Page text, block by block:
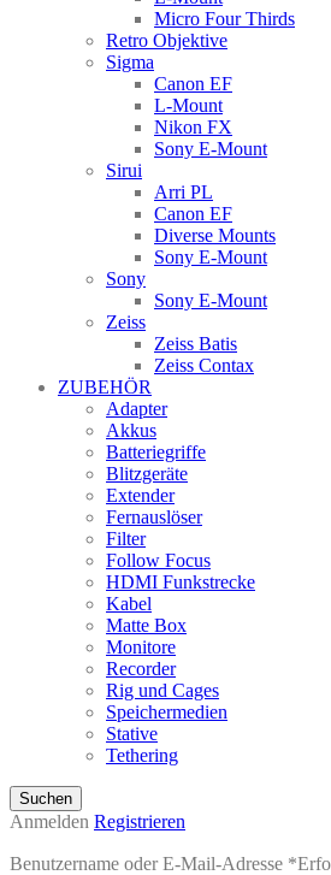
Micro Four Thirds
Retro Objektive
Sigma
Canon EF
L-Mount
Nikon FX
Sony E-Mount
Sirui
Arri PL
Canon EF
Diverse Mounts
Sony E-Mount
Sony
Sony E-Mount
Zeiss
Zeiss Batis
Zeiss Contax
ZUBEHÖR
Adapter
Akkus
Batteriegriffe
Blitzgeräte
Extender
Fernauslöser
Filter
Follow Focus
HDMI Funkstrecke
Kabel
Matte Box
Monitore
Recorder
Rig und Cages
Speichermedien
Stative
Tethering
Suchen
Anmelden Registrieren
Benutzername oder E-Mail-Adresse *